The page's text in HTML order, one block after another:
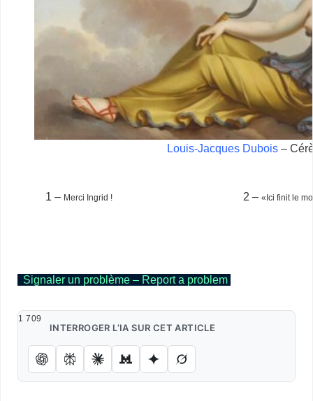
Louis-Jacques Dubois–
1 – Merci Ingrid ! 2 –«Ici finit le
Signaler un problème – Report a problem
1 709
INTERROGER L’IA SUR CET ARTICLE